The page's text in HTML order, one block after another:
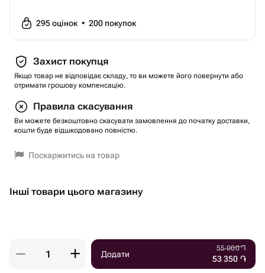
295оцінок • 200 покупок
Захист покупця
Якщо товар не відповідає складу, то ви можете його повернути або
отримати грошову компенсацію.
Правила скасування
Ви можете безкоштовно скасувати замовлення до початку доставки,
кошти буде відшкодовано повністю.
Поскаржитись на товар
Інші товари цього магазину
Додати
55 000֏
53 350 ֏